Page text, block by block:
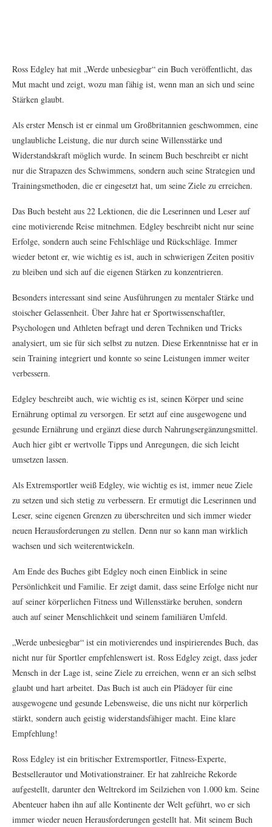
Ross Edgley hat mit „Werde unbesiegbar“ ein Buch veröffentlicht, das
Mut macht und zeigt, wozu man fähig ist, wenn man an sich und seine
Stärken glaubt.
Als erster Mensch ist er einmal um Großbritannien geschwommen, eine
unglaubliche Leistung, die nur durch seine Willensstärke und
Widerstandskraft möglich wurde. In seinem Buch beschreibt er nicht
nur die Strapazen des Schwimmens, sondern auch seine Strategien und
Trainingsmethoden, die er eingesetzt hat, um seine Ziele zu erreichen.
Das Buch besteht aus 22 Lektionen, die die Leserinnen und Leser auf
eine motivierende Reise mitnehmen. Edgley beschreibt nicht nur seine
Erfolge, sondern auch seine Fehlschläge und Rückschläge. Immer
wieder betont er, wie wichtig es ist, auch in schwierigen Zeiten positiv
zu bleiben und sich auf die eigenen Stärken zu konzentrieren.
Besonders interessant sind seine Ausführungen zu mentaler Stärke und
stoischer Gelassenheit. Über Jahre hat er Sportwissenschaftler,
Psychologen und Athleten befragt und deren Techniken und Tricks
analysiert, um sie für sich selbst zu nutzen. Diese Erkenntnisse hat er in
sein Training integriert und konnte so seine Leistungen immer weiter
verbessern.
Edgley beschreibt auch, wie wichtig es ist, seinen Körper und seine
Ernährung optimal zu versorgen. Er setzt auf eine ausgewogene und
gesunde Ernährung und ergänzt diese durch Nahrungsergänzungsmittel.
Auch hier gibt er wertvolle Tipps und Anregungen, die sich leicht
umsetzen lassen.
Als Extremsportler weiß Edgley, wie wichtig es ist, immer neue Ziele
zu setzen und sich stetig zu verbessern. Er ermutigt die Leserinnen und
Leser, seine eigenen Grenzen zu überschreiten und sich immer wieder
neuen Herausforderungen zu stellen. Denn nur so kann man wirklich
wachsen und sich weiterentwickeln.
Am Ende des Buches gibt Edgley noch einen Einblick in seine
Persönlichkeit und Familie. Er zeigt damit, dass seine Erfolge nicht nur
auf seiner körperlichen Fitness und Willensstärke beruhen, sondern
auch auf seiner Menschlichkeit und seinem familiären Umfeld.
„Werde unbesiegbar“ ist ein motivierendes und inspirierendes Buch, das
nicht nur für Sportler empfehlenswert ist. Ross Edgley zeigt, dass jeder
Mensch in der Lage ist, seine Ziele zu erreichen, wenn er an sich selbst
glaubt und hart arbeitet. Das Buch ist auch ein Plädoyer für eine
ausgewogene und gesunde Lebensweise, die uns nicht nur körperlich
stärkt, sondern auch geistig widerstandsfähiger macht. Eine klare
Empfehlung!
Ross Edgley ist ein britischer Extremsportler, Fitness-Experte,
Bestsellerautor und Motivationstrainer. Er hat zahlreiche Rekorde
aufgestellt, darunter den Weltrekord im Seilziehen von 1.000 km. Seine
Abenteuer haben ihn auf alle Kontinente der Welt geführt, wo er sich
immer wieder neuen Herausforderungen gestellt hat. Mit seinem Buch